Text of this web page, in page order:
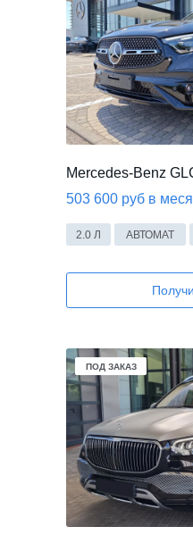
Mercedes-Benz
503 600 руб в
2.0 Л АВТОМАТ
В НАЛИЧИИ
В НАЛИЧИИ
ПОД ЗАКАЗ